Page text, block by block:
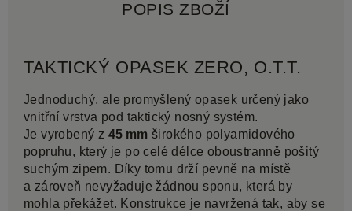
POPIS ZBOŽÍ
TAKTICKÝ OPASEK ZERO, O.T.T.
Jednoduchý, ale promyšlený opasek určený jako
vnitřní vrstva pod taktický nosný systém.
Je vyrobený z 45 mm širokého polyamidového
popruhu, který je po celé délce oboustranně pošitý
suchým zipem. Díky tomu drží pevně na místě
a zároveň nevyžaduje žádnou sponu, která by
mohla překážet. Konstrukce je navržená tak, aby se